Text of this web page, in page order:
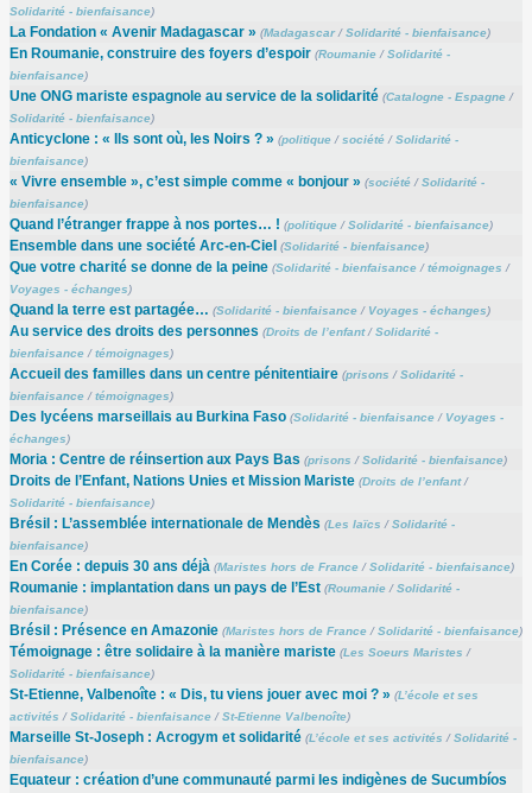
Solidarité - bienfaisance)
La Fondation « Avenir Madagascar » (Madagascar/Solidarité - bienfaisance)
En Roumanie, construire des foyers d’espoir (Roumanie/Solidarité -
bienfaisance)
Une ONG mariste espagnole au service de la solidarité (Catalogne - Espagne/
Solidarité - bienfaisance)
Anticyclone : « Ils sont où, les Noirs ? » (politique/société/Solidarité -
bienfaisance)
« Vivre ensemble », c’est simple comme « bonjour » (société/Solidarité -
bienfaisance)
Quand l’étranger frappe à nos portes… ! (politique/Solidarité - bienfaisance)
Ensemble dans une société Arc-en-Ciel (Solidarité - bienfaisance)
Que votre charité se donne de la peine (Solidarité - bienfaisance/témoignages /
Voyages - échanges)
Quand la terre est partagée… (Solidarité - bienfaisance/ Voyages - échanges)
Au service des droits des personnes (Droits de l’enfant/Solidarité -
bienfaisance/témoignages)
Accueil des familles dans un centre pénitentiaire (prisons /Solidarité -
bienfaisance/témoignages)
Des lycéens marseillais au Burkina Faso (Solidarité - bienfaisance/ Voyages -
échanges)
Moria : Centre de réinsertion aux Pays Bas (prisons /Solidarité - bienfaisance)
Droits de l’Enfant, Nations Unies et Mission Mariste (Droits de l’enfant/
Solidarité - bienfaisance)
Brésil : L’assemblée internationale de Mendès (Les laïcs /Solidarité -
bienfaisance)
En Corée : depuis 30 ans déjà (Maristes hors de France/Solidarité - bienfaisance)
Roumanie : implantation dans un pays de l’Est (Roumanie/Solidarité -
bienfaisance)
Brésil : Présence en Amazonie (Maristes hors de France/Solidarité - bienfaisance)
Témoignage : être solidaire à la manière mariste (Les Soeurs Maristes /
Solidarité - bienfaisance)
St-Etienne, Valbenoîte : « Dis, tu viens jouer avec moi ? » (L’école et ses
activités /Solidarité - bienfaisance/St-Etienne Valbenoîte)
Marseille St-Joseph : Acrogym et solidarité (L’école et ses activités /Solidarité -
bienfaisance)
Equateur : création d’une communauté parmi les indigènes de Sucumbíos